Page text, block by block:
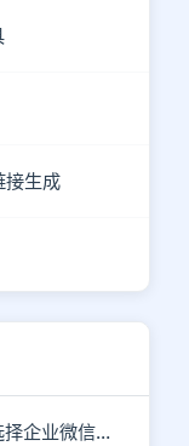
接生成
企业版or教育版，在线教育行业要如何选择企业微信运营私域流量？